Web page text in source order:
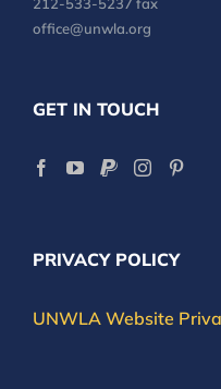
212-533-5237 fax
office@unwla.org
GET IN TOUCH
PRIVACY POLICY
UNWLA Website